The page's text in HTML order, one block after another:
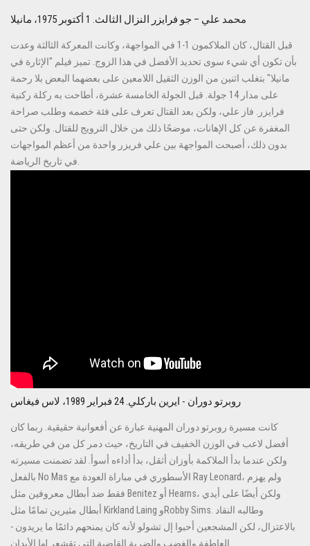
محمد علي – جو فرايزر النزال الثالث. 1 أكتوبر 1975، مانيلا
قبل القتال، كان الملاكمون 1-1 في المواجهة، وكانت المعركة الثالثة وعدت
بأن تكون أي شيء سوى تحديد الأفضل في هذا الزوج. تميز فيلم "الإثارة في
مانيلا" بتغلب اثنين من الوزن الثقيل اللامعين على بعضهما البعض بلا رحمة
على مدار 14 جولة. قبل الجولة الخامسة عشرة، أطاحت به ركلة ركنية
فرايزر. فاز علي، ولكن بعد القتال تعرف على فئة خصمه وطلب صراحة
المغفرة عن كل الإهانات، موضحًا ذلك من خلال الترويج للقتال. ولكن حتى
بدون ذلك، أصبحت المواجهة بين علي فريزر واحدة من أعظم المواجهات
في تاريخ الرياضة.
روبرتو دوران - ايرين باركلي. 24 فبراير 1989، لاس فيغاس
كانت مسيرة روبرتو دوران المهنية عبارة عن أفعوانية حقيقية. ربما كان
أفضل لاعب في الوزن الخفيف في التاريخ، حيث دمر كل من في طريقه،
ولكن عندما بدأ الملاكمة بأوزان أثقل، بدأ أداءه أسوأ. لقد تضمنت مسيرته
بالفعل No Mas الأسطوري في مباراة العودة مع Ray Leonard، ولم يهزم
فقط ضد أبطال معروفين مثل Benitez أو Hearns، ولكن أيضًا على أيدي
أبطال مثيرين تمامًا مثل Kirkland Laing وRobby Sims. وطالبه النقاد
بالاعتزال، لكن المشجعين أحبوا إل تشولو لأنه كان يمنحهم دائمًا ما يريدون -
العاطفة والغضب والضربة القاضية التي تقشعر لها الأبدان.